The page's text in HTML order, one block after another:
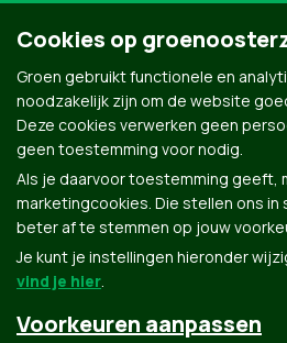
Groen.be
Cookies op
Groen gebruikt functionele en
noodzakelijk zijn om de website
Deze cookies verwerken geen
geen toestemming voor nodig.
Als je daarvoor toestemming geeft,
marketingcookies. Die stellen ons
beter af te stemmen op jouw
Je kunt je instellingen hieronder
vind je hier.
Voorkeuren aanpassen